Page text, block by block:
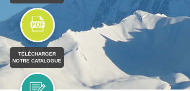
TÉLÉCHARGER
NOTRE CATALOGUE